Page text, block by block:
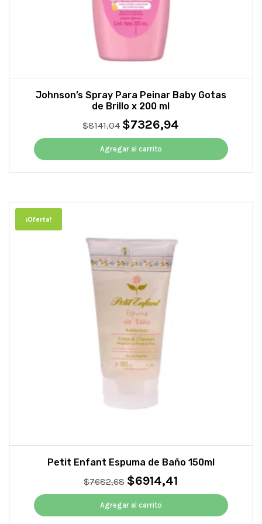
Johnson’s Spray Para Peinar Baby Gotas
de Brillo x 200 ml
$8141,04 El
precio
original
era:
$8141,04.
$7326,94
precio
es:
$7326,94.
Agregar al carrito
¡Oferta!
Petit Enfant Espuma de Baño 150ml
$7682,68 El
precio
original
era:
$6914,41
precio
es:
Agregar al carrito